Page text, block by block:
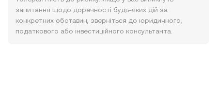
запитання щодо доречності будь-яких дій за
конкретних обставин, зверніться до юридичного,
податкового або інвестиційного консультанта.